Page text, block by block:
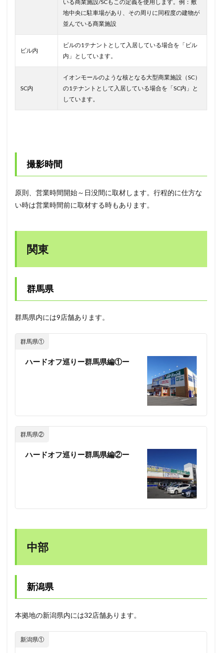
いる商業施設/SCもこの定義を使用します。例：敷
地中央に駐車場があり、その周りに同程度の建物が
並んでいる商業施設
ビル内
ビルの1テナントとして入居している場合を「ビル
内」としています。
SC内
イオンモールのような核となる大型商業施設（SC）
の1テナントとして入居している場合を「SC内」と
しています。
撮影時間
原則、営業時間開始～日没間に取材します。行程的に仕方な
い時は営業時間前に取材する時もあります。
関東
群馬県
群馬県内には9店舗あります。
群馬県①
ハードオフ巡りー群馬県編①ー
群馬県②
ハードオフ巡りー群馬県編②ー
中部
新潟県
本拠地の新潟県内には32店舗あります。
新潟県①